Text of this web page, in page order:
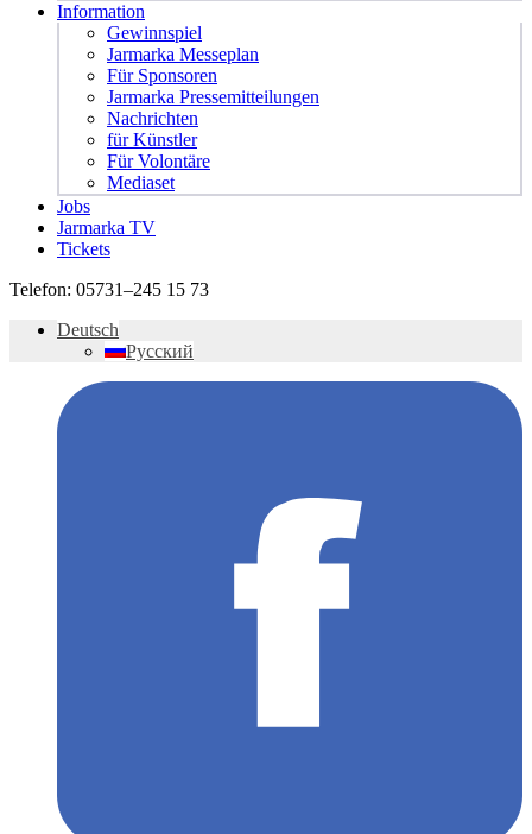
Information
Gewinnspiel
Jarmarka Messeplan
Für Sponsoren
Jarmarka Pressemitteilungen
Nachrichten
für Künstler
Für Volontäre
Mediaset
Jobs
Jarmarka TV
Tickets
Telefon: 05731–245 15 73
Deutsch
Русский